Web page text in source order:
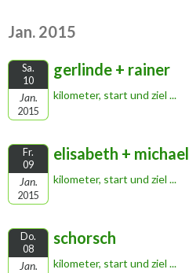
Jan. 2015
Sa.
10
Jan.
2015
gerlinde + rainer
kilometer, start und ziel ...
Fr.
09
Jan.
2015
elisabeth + michael
kilometer, start und ziel ...
Do.
08
Jan.
schorsch
kilometer, start und ziel ...